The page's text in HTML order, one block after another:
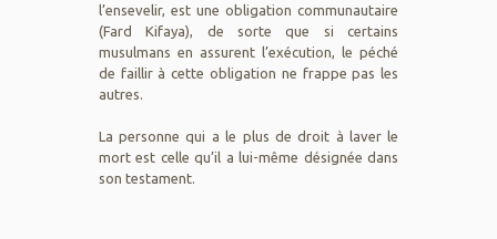
l’ensevelir, est une obligation communautaire
(Fard Kifaya), de sorte que si certains
musulmans en assurent l’exécution, le péché
de faillir à cette obligation ne frappe pas les
autres.
La personne qui a le plus de droit à laver le
mort est celle qu’il a lui-même désignée dans
son testament.